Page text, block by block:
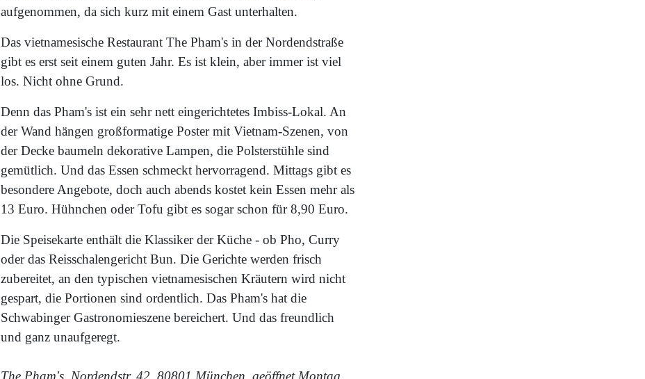
aufgenommen, da sich kurz mit einem Gast unterhalten.
Das vietnamesische Restaurant The Pham's in der Nordendstraße
gibt es erst seit einem guten Jahr. Es ist klein, aber immer ist viel
los. Nicht ohne Grund.
Denn das Pham's ist ein sehr nett eingerichtetes Imbiss-Lokal. An
der Wand hängen großformatige Poster mit Vietnam-Szenen, von
der Decke baumeln dekorative Lampen, die Polsterstühle sind
gemütlich. Und das Essen schmeckt hervorragend. Mittags gibt es
besondere Angebote, doch auch abends kostet kein Essen mehr als
13 Euro. Hühnchen oder Tofu gibt es sogar schon für 8,90 Euro.
Die Speisekarte enthält die Klassiker der Küche - ob Pho, Curry
oder das Reisschalengericht Bun. Die Gerichte werden frisch
zubereitet, an den typischen vietnamesischen Kräutern wird nicht
gespart, die Portionen sind ordentlich. Das Pham's hat die
Schwabinger Gastronomieszene bereichert. Und das freundlich
und ganz unaufgeregt.
The Pham's, Nordendstr. 42, 80801 München, geöffnet Montag